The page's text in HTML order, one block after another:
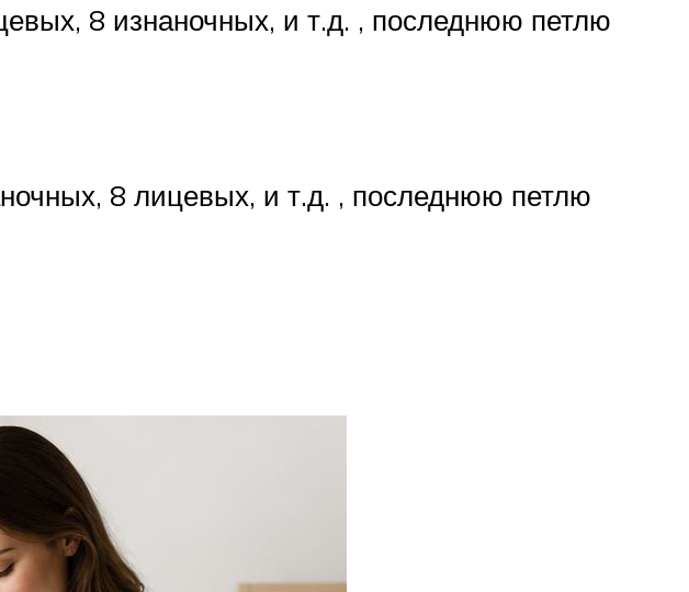
8 изнаночных, и т.д. , последнюю петлю
8 лицевых, и т.д. , последнюю петлю